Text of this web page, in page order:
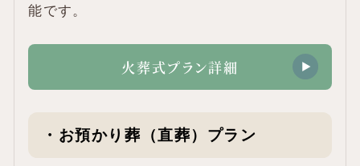
能です。
火葬式プラン詳細
・お預かり葬（直葬）プラン